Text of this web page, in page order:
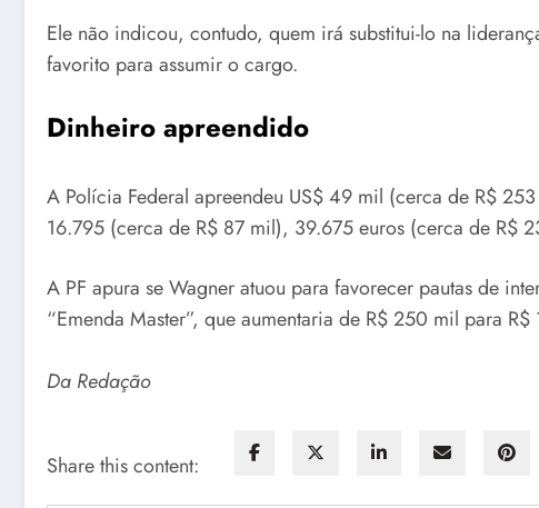
Ele não indicou, contudo, quem irá substitui-lo na
favorito para assumir o cargo.
Dinheiro apreendido
A Polícia Federal apreendeu US$ 49 mil (cerca de R$
16.795 (cerca de R$ 87 mil), 39.675 euros (cerca de R$
A PF apura se Wagner atuou para favorecer pautas de
“Emenda Master”, que aumentaria de R$ 250 mil para
Da Redação
Share this content: